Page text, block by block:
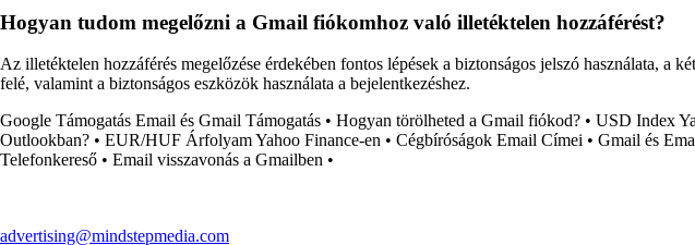
Hogyan tudom megelőzni a Gmail fiókomhoz való illetéktelen hozzáférést?
Az illetéktelen hozzáférés megelőzése érdekében fontos lépések a biztonságos jelszó használata, a
felé, valamint a biztonságos eszközök használata a bejelentkezéshez.
Google Támogatás Email és Gmail Támogatás • Hogyan törölheted a Gmail fiókod? • USD Index
Outlookban? • EUR/HUF Árfolyam Yahoo Finance-en • Cégbíróságok Email Címei • Gmail és
Telefonkereső • Email visszavonás a Gmailben •
advertising@mindstepmedia.com